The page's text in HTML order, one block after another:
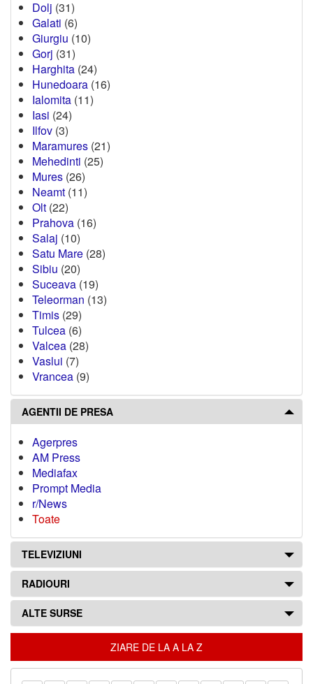
Dolj (31)
Galati (6)
Giurgiu (10)
Gorj (31)
Harghita (24)
Hunedoara (16)
Ialomita (11)
Iasi (24)
Ilfov (3)
Maramures (21)
Mehedinti (25)
Mures (26)
Neamt (11)
Olt (22)
Prahova (16)
Salaj (10)
Satu Mare (28)
Sibiu (20)
Suceava (19)
Teleorman (13)
Timis (29)
Tulcea (6)
Valcea (28)
Vaslui (7)
Vrancea (9)
AGENTII DE PRESA
Agerpres
AM Press
Mediafax
Prompt Media
r/News
Toate
TELEVIZIUNI
RADIOURI
ALTE SURSE
ZIARE DE LA A LA Z